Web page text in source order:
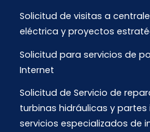
Solicitud de visitas a
eléctrica y proyectos
Solicitud para servicios de
Internet
Solicitud de Servicio de
turbinas hidráulicas y
servicios especializados de